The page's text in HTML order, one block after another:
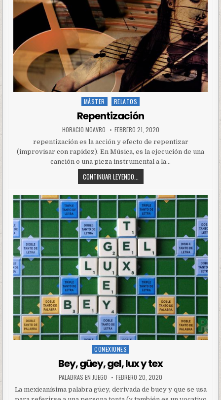
Posted
in
MÁSTER RELATOS
Repentización
HORACIO MOAVRO FEBRERO 21, 2020
repentización es la acción y efecto de repentizar
(improvisar con rapidez). En Música, es la ejecución de una
canción o una pieza instrumental a la…
CONTINUAR LEYENDO...
Posted
CONEXIONES
Bey, güey, gel, lux y tex
PALABRAS EN JUEGO FEBRERO 20, 2020
La mexicanísima palabra güey, derivada de buey y que se usa